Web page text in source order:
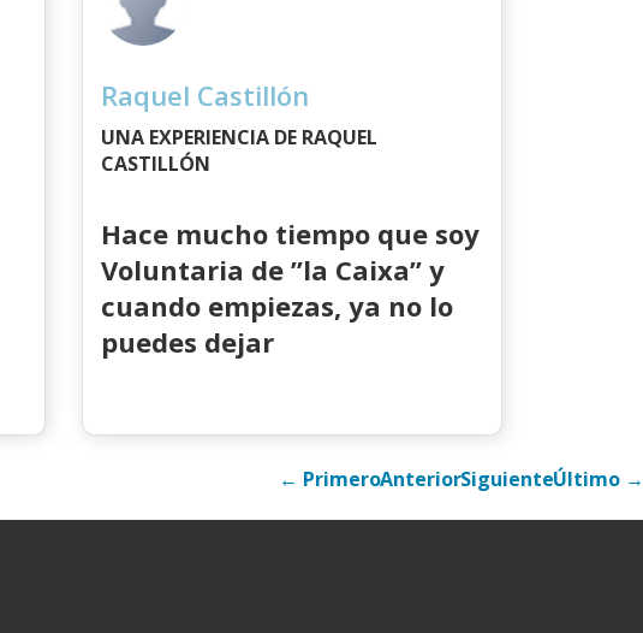
Raquel Castillón
UNA EXPERIENCIA DE RAQUEL
CASTILLÓN
Hace mucho tiempo que soy
Voluntaria de ”la Caixa” y
cuando empiezas, ya no lo
puedes dejar
← PrimeroAnteriorSiguienteÚltimo →